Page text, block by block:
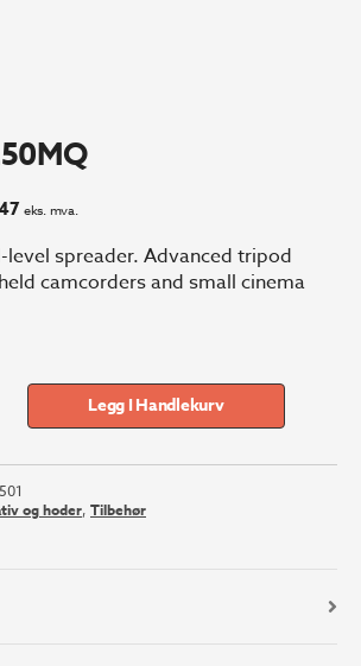
Nåværende
er:
kr 14
447.
eks. mva.
spreader. Advanced tripod
camcorders and small cinema
Legg I Handlekurv
og hoder, Tilbehør